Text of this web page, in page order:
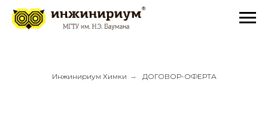
Инжинириум Химки → ДОГОВОР-ОФЕРТА